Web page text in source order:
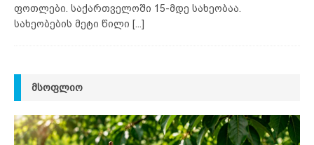
ფოთლები. საქართველოში 15-მდე სახეობაა.
სახეობების მეტი წილი [...]
ᲛᲡᲝᲤᲚᲘᲝ